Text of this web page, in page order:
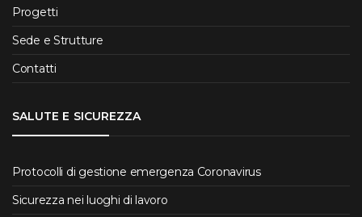
Progetti
Sede e Strutture
Contatti
SALUTE E SICUREZZA
Protocolli di gestione emergenza Coronavirus
Sicurezza nei luoghi di lavoro